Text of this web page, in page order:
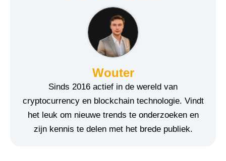
Wouter
Sinds 2016 actief in de wereld van
cryptocurrency en blockchain technologie. Vindt
het leuk om nieuwe trends te onderzoeken en
zijn kennis te delen met het brede publiek.